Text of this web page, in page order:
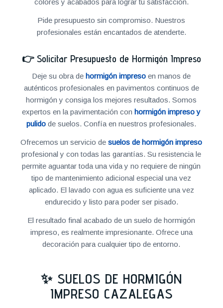
Pide presupuesto sin compromiso. Nuestros
profesionales están encantados de atenderte.
👉 Solicitar Presupuesto de Hormigón Impreso
Deje su obra dehormigón impreso en manos de
auténticos profesionales en pavimentos continuos de
hormigón y consiga los mejores resultados. Somos
expertos en la pavimentación conhormigón impreso y
pulido de suelos. Confía en nuestros profesionales.
Ofrecemos un servicio desuelos de hormigón impreso
profesional y con todas las garantías. Su resistencia le
permite aguantar toda una vida y no requiere de ningún
tipo de mantenimiento adicional especial una vez
aplicado. El lavado con agua es suficiente una vez
endurecido y listo para poder ser pisado.
El resultado final acabado de un suelo de hormigón
impreso, es realmente impresionante. Ofrece una
decoración para cualquier tipo de entorno.
✨ SUELOS DE HORMIGÓN
IMPRESO CAZALEGAS